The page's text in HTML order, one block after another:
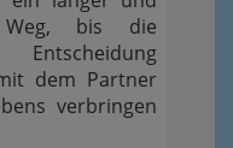
Weg, bis die
dem Partner
verbringen